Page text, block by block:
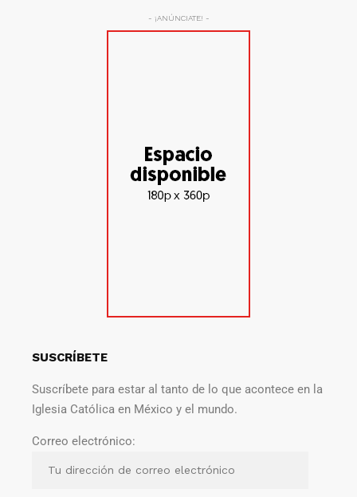
- ¡ANÚNCIATE! -
SUSCRÍBETE
Suscríbete para estar al tanto de lo que acontece en la
Iglesia Católica en México y el mundo.
Correo electrónico: